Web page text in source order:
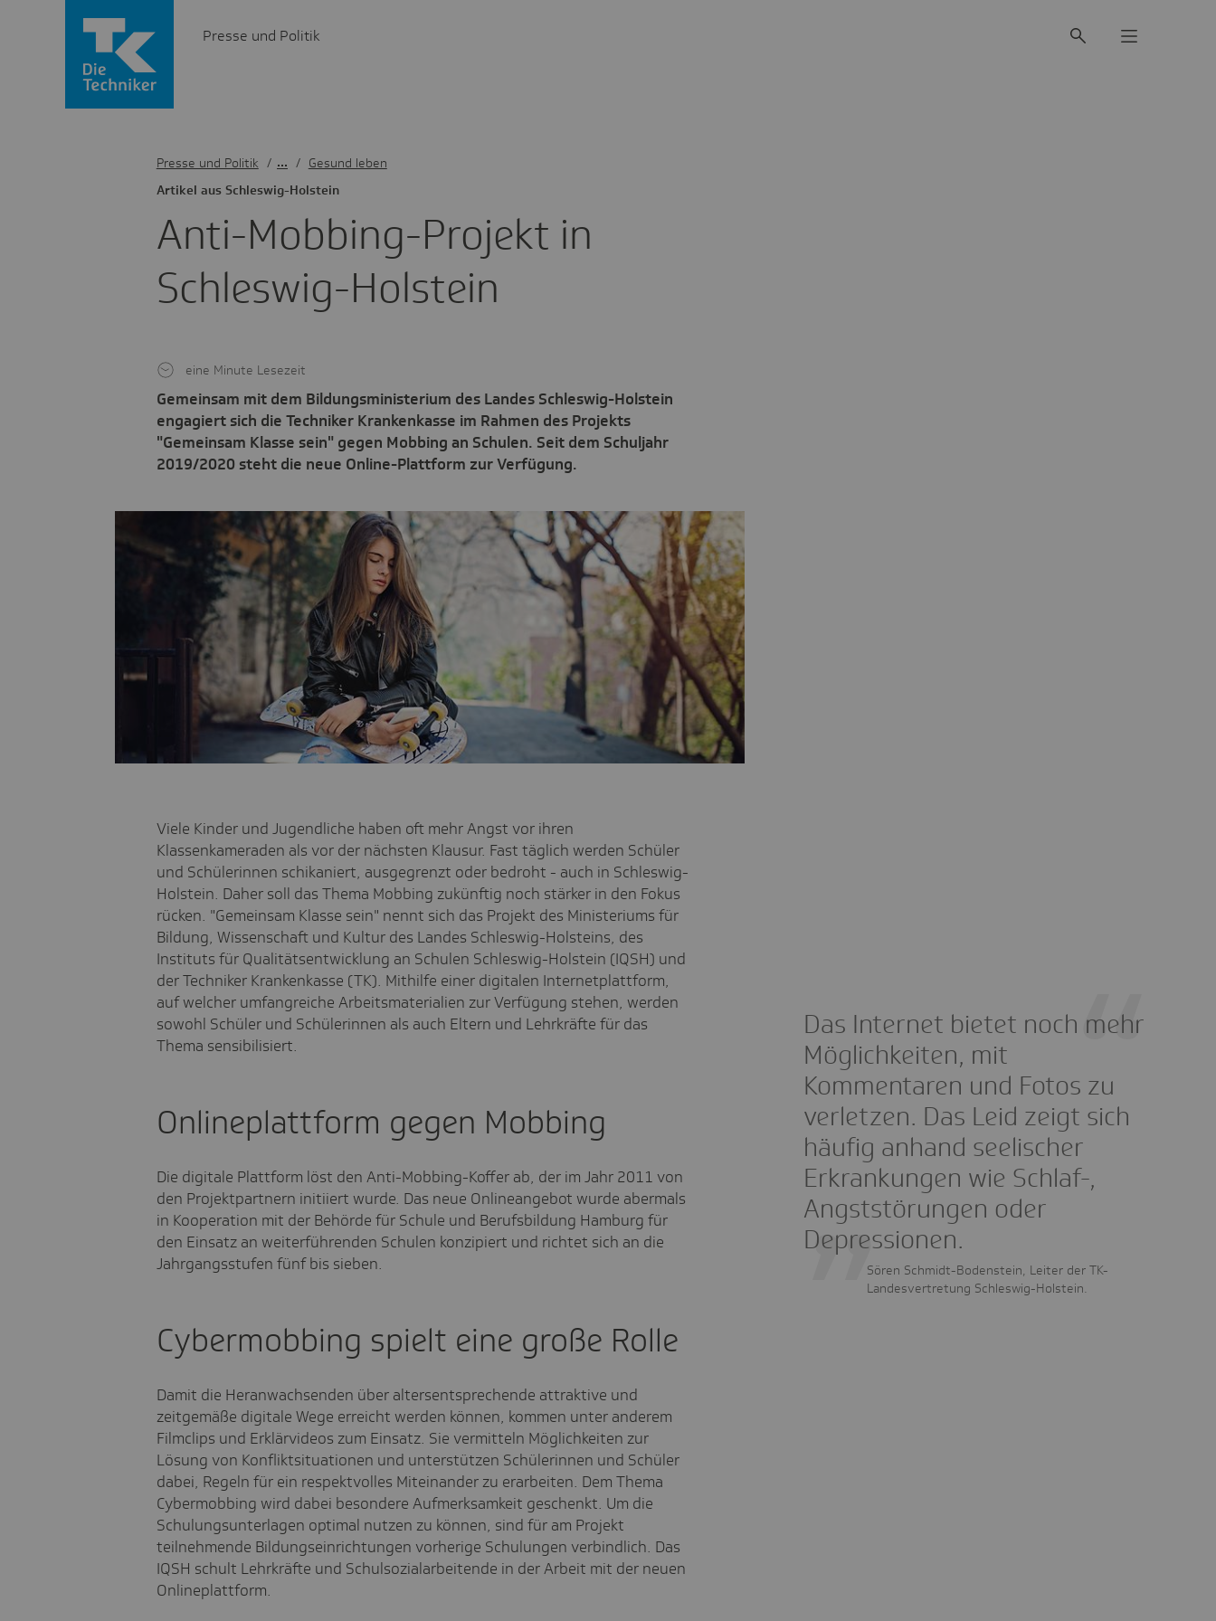
Presse und Politik
Anti-Mobbing-Projekt in
Schles­wig-Holstein
Artikel aus Schles­wig-Holstein
Gemeinsam mit dem Bildungsministerium des Landes Schleswig-Holstein
engagiert sich die Techniker Krankenkasse im Rahmen des Projekts
"Gemeinsam Klasse sein" gegen Mobbing an Schulen. Seit dem Schuljahr
2019/2020 steht die neue Online-Plattform zur Verfügung.
eine Minute Lesezeit
Presse und Politik / Gesund leben
Viele Kinder und Jugendliche haben oft mehr Angst vor ihren
Klassenkameraden als vor der nächsten Klausur. Fast täglich werden Schüler
und Schülerinnen schikaniert, ausgegrenzt oder bedroht - auch in Schleswig-
Holstein. Daher soll das Thema Mobbing zukünftig noch stärker in den Fokus
rücken. "Gemeinsam Klasse sein" nennt sich das Projekt des Ministeriums für
Bildung, Wissenschaft und Kultur des Landes Schleswig-Holsteins, des
Instituts für Qualitätsentwicklung an Schulen Schleswig-Holstein (IQSH) und
der Techniker Krankenkasse (TK). Mithilfe einer digitalen Internetplattform,
auf welcher umfangreiche Arbeitsmaterialien zur Verfügung stehen, werden
sowohl Schüler und Schülerinnen als auch Eltern und Lehrkräfte für das
Thema sensibilisiert.
Onlineplattform gegen Mobbing
Die digitale Plattform löst den Anti-Mobbing-Koffer ab, der im Jahr 2011 von
den Projektpartnern initiiert wurde. Das neue Onlineangebot wurde abermals
in Kooperation mit der Behörde für Schule und Berufsbildung Hamburg für
den Einsatz an weiterführenden Schulen konzipiert und richtet sich an die
Jahrgangsstufen fünf bis sieben.
Das Internet bietet noch mehr
Möglichkeiten, mit
Kommentaren und Fotos zu
verletzen. Das Leid zeigt sich
häufig anhand seelischer
Erkrankungen wie Schlaf-,
Angststörungen oder
Depressionen.
Sören Schmidt-Bodenstein, Leiter der TK-
Landesvertretung Schleswig-Holstein.
Cybermobbing spielt eine große Rolle
Damit die Heranwachsenden über altersentsprechende attraktive und
zeitgemäße digitale Wege erreicht werden können, kommen unter anderem
Filmclips und Erklärvideos zum Einsatz. Sie vermitteln Möglichkeiten zur
Lösung von Konfliktsituationen und unterstützen Schülerinnen und Schüler
dabei, Regeln für ein respektvolles Miteinander zu erarbeiten. Dem Thema
Cybermobbing wird dabei besondere Aufmerksamkeit geschenkt. Um die
Schulungsunterlagen optimal nutzen zu können, sind für am Projekt
teilnehmende Bildungseinrichtungen vorherige Schulungen verbindlich. Das
IQSH schult Lehrkräfte und Schulsozialarbeitende in der Arbeit mit der neuen
Onlineplattform.